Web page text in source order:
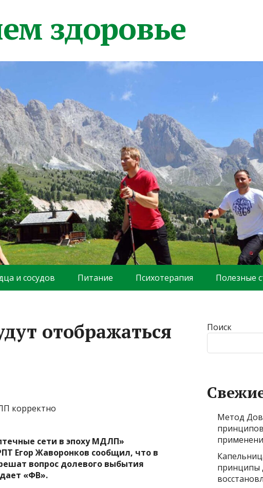
здоровье
и сосудов Питание Психотерапия Полезные
отображаться
сети в эпоху МДЛП»
Егор Жаворонков сообщил, что в
вопрос долевого выбытия
«ФВ».
Поиск
Метод
принципы